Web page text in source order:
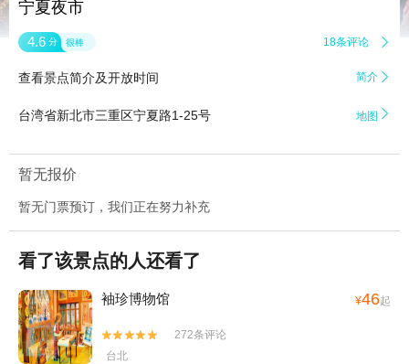
宁夏夜市
4.6 分 很棒 18条评论 
查看景点简介及开放时间 简介 
台湾省新北市三重区宁夏路1-25号 地图 
暂无报价
暂无门票预订，我们正在努力补充
看了该景点的人还看了
袖珍博物馆 ¥46起


272条评论
台北